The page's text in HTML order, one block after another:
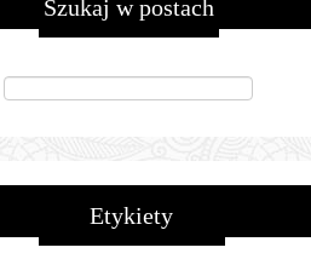
Szukaj w postach
Etykiety